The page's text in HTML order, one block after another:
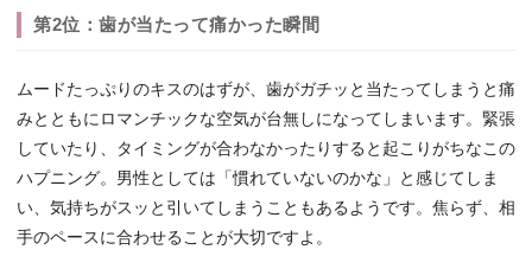
第2位：歯が当たって痛かった瞬間
ムードたっぷりのキスのはずが、歯がガチッと当たってしまうと痛
みとともにロマンチックな空気が台無しになってしまいます。緊張
していたり、タイミングが合わなかったりすると起こりがちなこの
ハプニング。男性としては「慣れていないのかな」と感じてしま
い、気持ちがスッと引いてしまうこともあるようです。焦らず、相
手のペースに合わせることが大切ですよ。